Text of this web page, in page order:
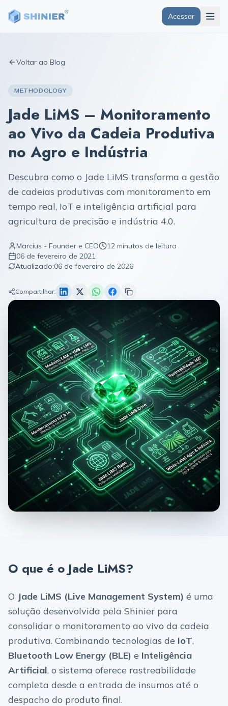
Acessar
Voltar ao Blog
METHODOLOGY
Jade LiMS – Monitoramento
ao Vivo da Cadeia Produtiva
no Agro e Indústria
Descubra como o Jade LiMS transforma a gestão
de cadeias produtivas com monitoramento em
tempo real, IoT e inteligência artificial para
agricultura de precisão e indústria 4.0.
Marcius - Founder e CEO 12 minutos de leitura
06 de fevereiro de 2021
Atualizado:06 de fevereiro de 2026
Compartilhar:
O que é o Jade LiMS?
O Jade LiMS (Live Management System) é uma
solução desenvolvida pela Shinier para
consolidar o monitoramento ao vivo da cadeia
produtiva. Combinando tecnologias de IoT,
Bluetooth Low Energy (BLE) e Inteligência
Artificial, o sistema oferece rastreabilidade
completa desde a entrada de insumos até o
despacho do produto final.